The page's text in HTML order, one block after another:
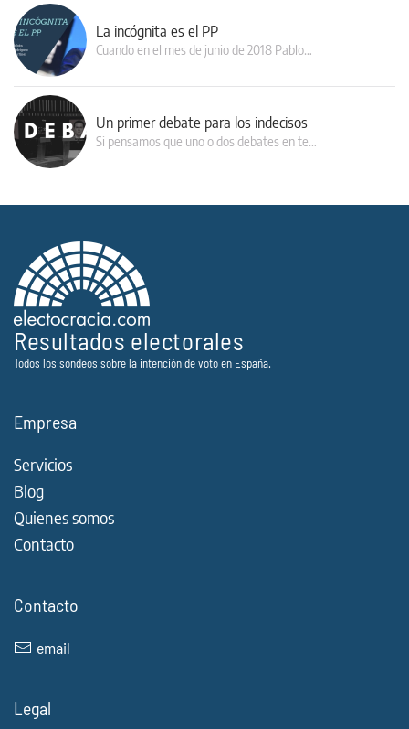
La incógnita es el PP
Cuando en el mes de junio de 2018 Pablo…
Un primer debate para los indecisos
Si pensamos que uno o dos debates en te…
Resultados electorales
Todos los sondeos sobre la intención de voto en España.
Empresa
Servicios
Blog
Quienes somos
Contacto
Contacto
email
Legal